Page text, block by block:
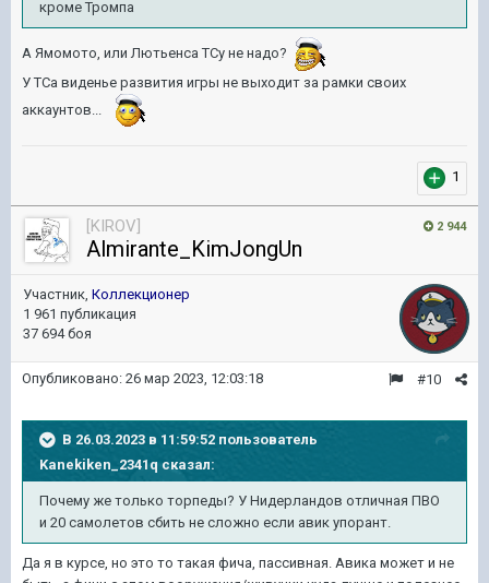
кроме Тромпа
А Ямомото, или Лютьенса ТСу не надо?
У ТСа виденье развития игры не выходит за рамки своих
аккаунтов...
1
2 944
[KIROV]
Almirante_KimJongUn
Участник, Коллекционер
1 961 публикация
37 694 боя
#10
Опубликовано: 26 мар 2023, 12:03:18
В 26.03.2023 в 11:59:52 пользователь
Kanekiken_2341q сказал:
Почему же только торпеды? У Нидерландов отличная ПВО
и 20 самолетов сбить не сложно если авик упорант.
Да я в курсе, но это то такая фича, пассивная. Авика может и не